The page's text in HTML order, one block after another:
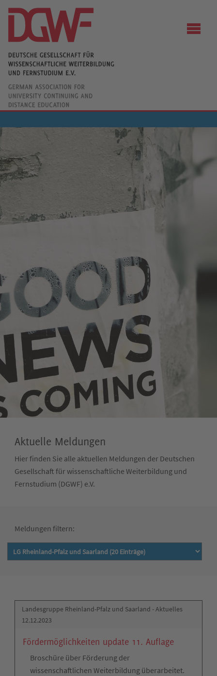
Aktuelle Meldungen
Hier finden Sie alle aktuellen Meldungen der Deutschen
Gesellschaft für wissenschaftliche Weiterbildung und
Fernstudium (DGWF) e.V.
Meldungen filtern:
Landesgruppe Rheinland-Pfalz und Saarland - Aktuelles
12.12.2023
Fördermöglichkeiten update 11. Auflage
Broschüre über Förderung der
wissenschaftlichen Weiterbildung überarbeitet.